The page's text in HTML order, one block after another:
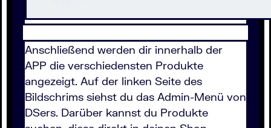
Anschließend werden dir innerhalb der
APP die verschiedensten Produkte
angezeigt. Auf der linken Seite des
Bildschrims siehst du das Admin-Menü von
DSers. Darüber kannst du Produkte